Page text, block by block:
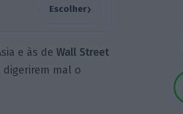
Escolher›
e às de Wall Street
digerirem mal o